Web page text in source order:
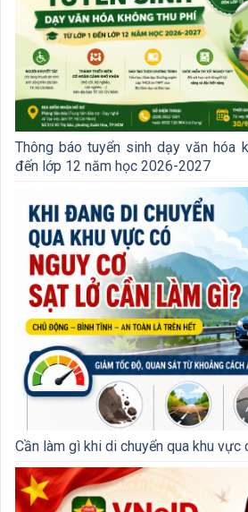
Thông báo tuyển sinh dạy văn hóa
đến lớp 12 năm học 2026-2027
Cần làm gì khi di chuyển qua khu